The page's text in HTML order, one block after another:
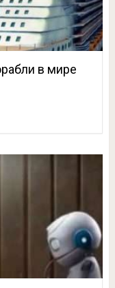
в мире